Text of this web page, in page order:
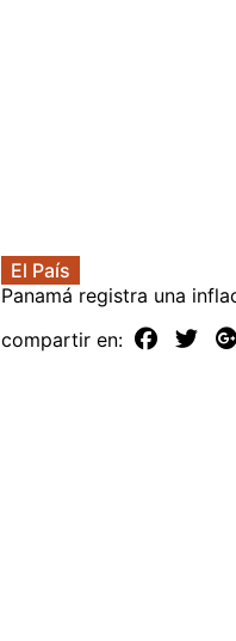
El País
Panamá registra una
compartir en: